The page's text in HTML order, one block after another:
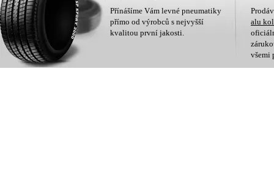
Přínášíme Vám levné pneumatiky
přímo od výrobců s nejvyšší
kvalitou první jakosti.
alu
všemi